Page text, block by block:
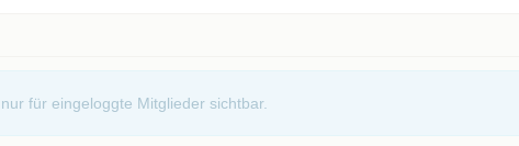
für eingeloggte Mitglieder sichtbar.